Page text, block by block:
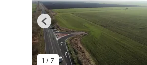
1 / 7
Previous